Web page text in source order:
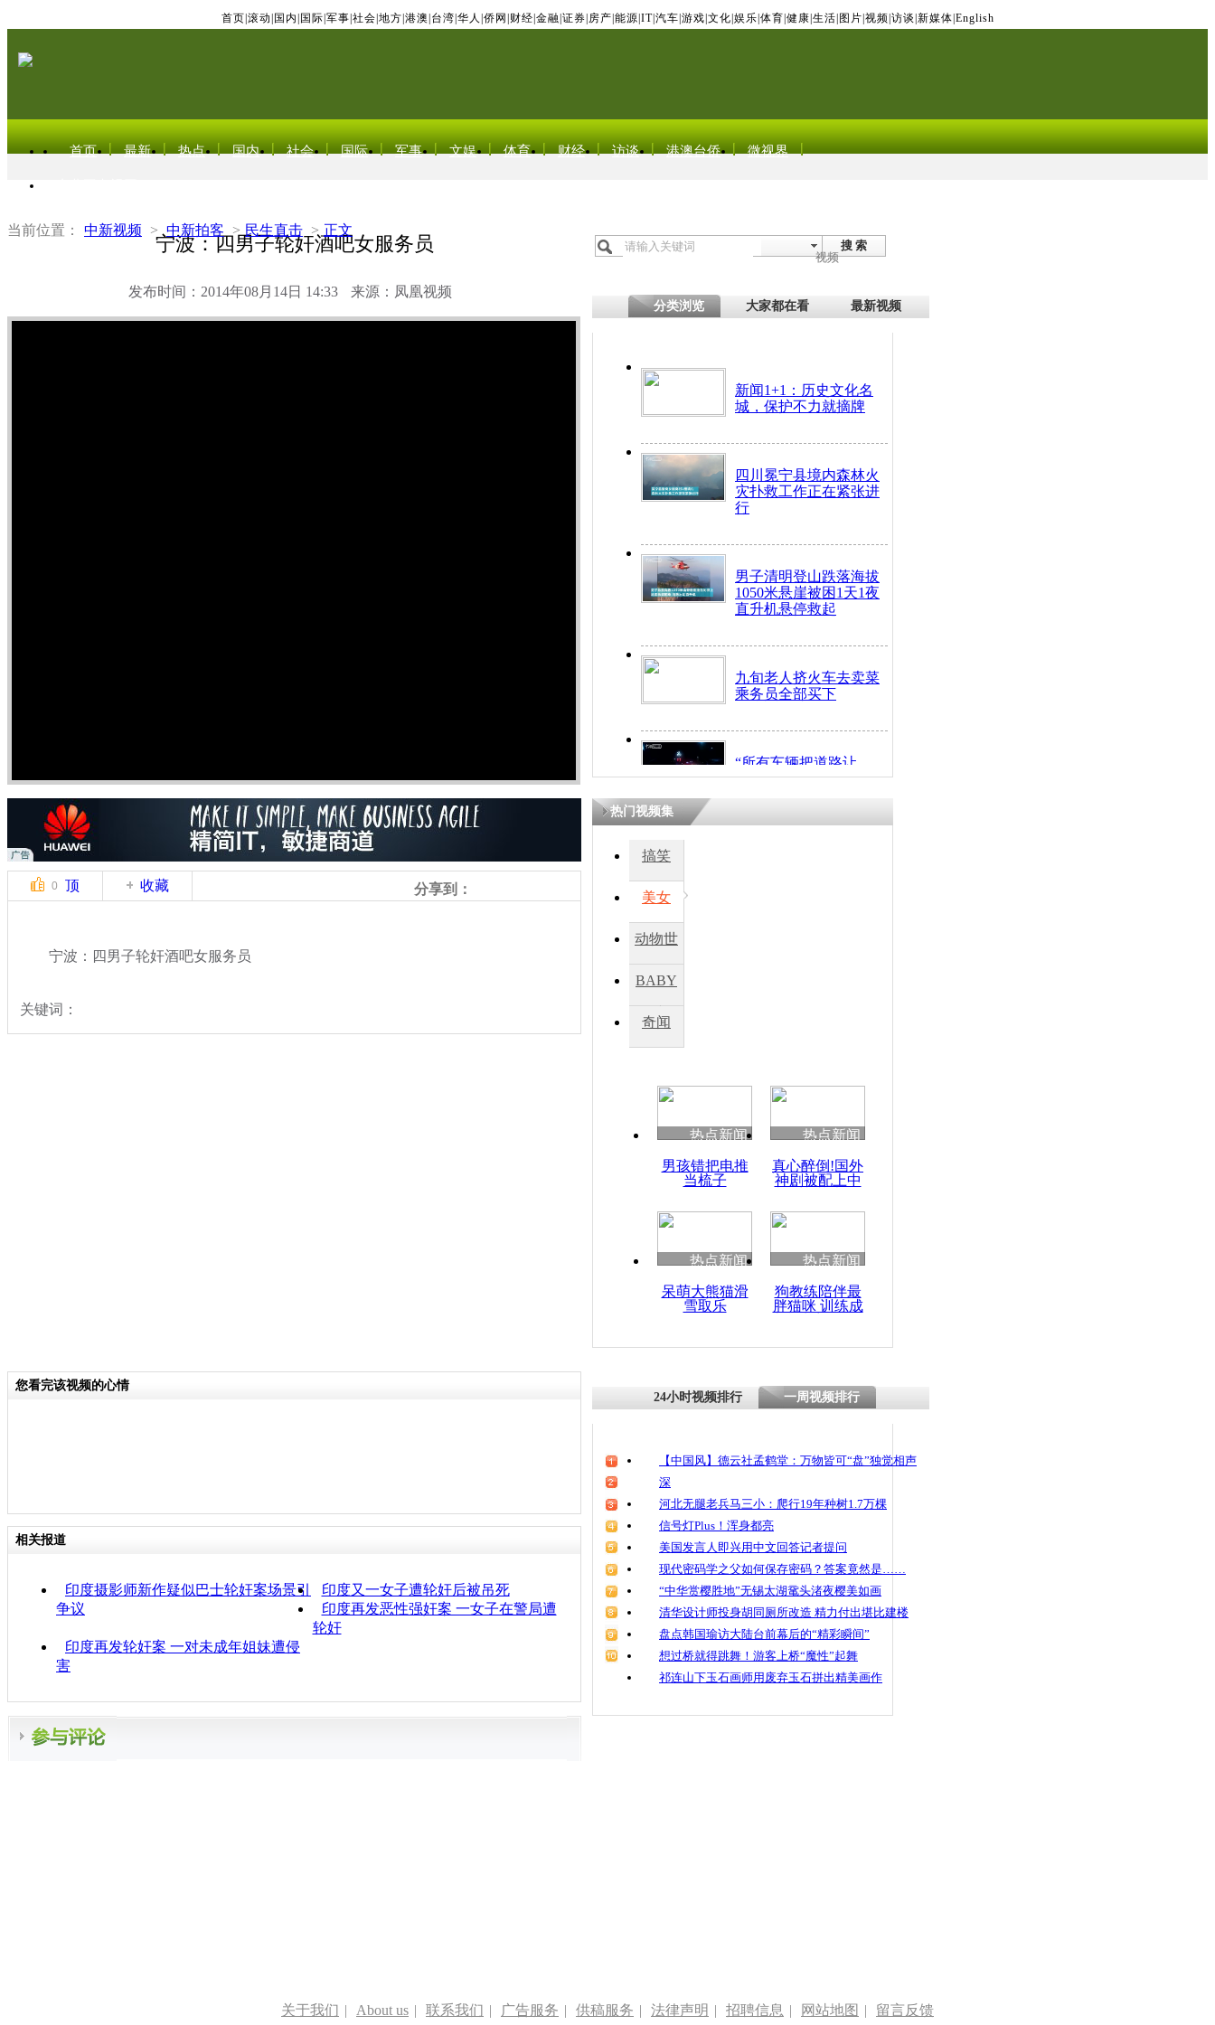
首页 滚动 国内 国际 军事 社会 地方 港澳 台湾 华人 侨网 财经 金融 证券 房产 能源 IT| 汽车 游戏 文化 娱乐 体育 健康 生活 图片 视频 访谈 新媒体 English
首页 最新 热点 国内 社会 国际 军事 文娱 体育 财经 访谈 港澳台侨 微视界
当前位置： 中新视频 > 中新拍客 > 民生直击 > 正文
宁波：四男子轮奸酒吧女服务员
发布时间：2014年08月14日 14:33 来源：凤凰视频
搜 索
视频
分类浏览 大家都在看 最新视频
新闻1+1：历史文化名
城，保护不力就摘牌
四川冕宁县境内森林火
灾扑救工作正在紧张进
行
男子清明登山跌落海拔
1050米悬崖被困1天1夜
直升机悬停救起
九旬老人挤火车去卖菜
乘务员全部买下
“所有车辆把道路让
开！”儿童突发疾病交
因
度苗族花山节
魂
0 顶 收藏 分享到：
宁波：四男子轮奸酒吧女服务员
关键词：
热门视频集
搞笑
美女
动物世
BABY
秀
奇闻
热点新闻
男孩错把电推
当梳子
热点新闻
真心醉倒!国外
神剧被配上中
热点新闻
呆萌大熊猫滑
雪取乐
热点新闻
狗教练陪伴最
胖猫咪 训练成
您看完该视频的心情
相关报道
印度摄影师新作疑似巴士轮奸案场景引
争议
印度又一女子遭轮奸后被吊死
印度再发恶性强奸案 一女子在警局遭
轮奸
印度再发轮奸案 一对未成年姐妹遭侵
害
24小时视频排行 一周视频排行
【中国风】德云社孟鹤堂：万物皆可“盘”独觉相声
深
河北无腿老兵马三小：爬行19年种树1.7万棵
信号灯Plus！浑身都亮
美国发言人即兴用中文回答记者提问
现代密码学之父如何保存密码？答案竟然是……
“中华赏樱胜地”无锡太湖鼋头渚夜樱美如画
清华设计师投身胡同厕所改造 精力付出堪比建楼
盘点韩国瑜访大陆台前幕后的“精彩瞬间”
想过桥就得跳舞！游客上桥“魔性”起舞
祁连山下玉石画师用废弃玉石拼出精美画作
关于我们 | About us | 联系我们 | 广告服务 | 供稿服务 | 法律声明 | 招聘信息 | 网站地图 | 留言反馈